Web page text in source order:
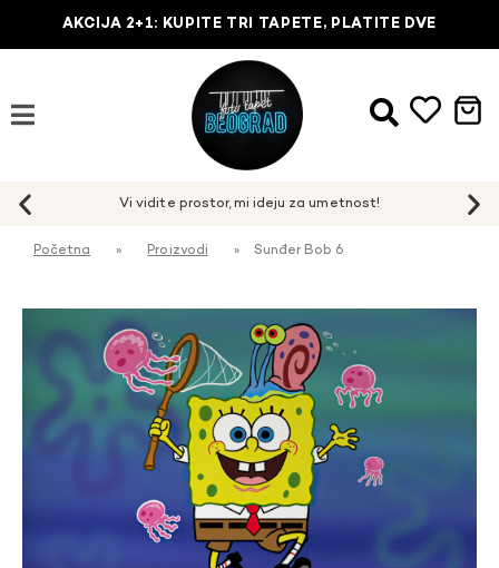
AKCIJA 2+1: KUPITE TRI TAPETE, PLATITE DVE
Početna » Proizvodi » Sunđer Bob 6